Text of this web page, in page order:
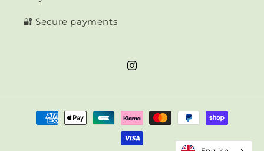
🔐 Secure payments
Instagram
Means